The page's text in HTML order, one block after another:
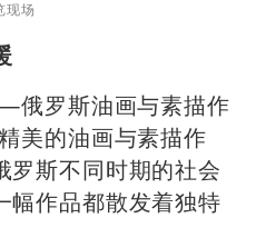
现场
俄罗斯油画与素描作
美的油画与素描作
罗斯不同时期的社会
幅作品都散发着独特